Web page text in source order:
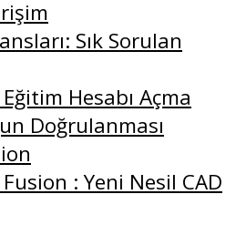
Sık Sorulan
Hesabı Açma
Doğrulanması
: Yeni Nesil CAD